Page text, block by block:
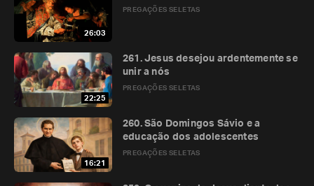
26:03
PREGAÇÕES SELETAS
22:25
PREGAÇÕES SELETAS
261. Jesus desejou ardentemente se
unir a nós
16:21
PREGAÇÕES SELETAS
260. São Domingos Sávio e a
educação dos adolescentes